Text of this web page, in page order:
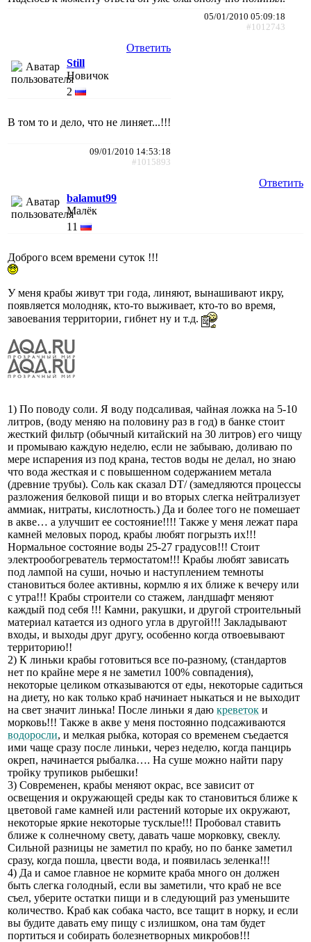
05/01/2010 05:09:18
#1012743
Ответить
Still
Новичок
2
В том то и дело, что не линяет...!!!
09/01/2010 14:53:18
#1015893
Ответить
balamut99
Малёк
11
Доброго всем времени суток !!!
У меня крабы живут три года, линяют, вынашивают икру,
появляется молодняк, кто-то выживает, кто-то во время,
завоевания территории, гибнет ну и т.д.
1) По поводу соли. Я воду подсаливая, чайная ложка на 5-10
литров, (воду меняю на половину раз в год) в банке стоит
жесткий фильтр (обычный китайский на 30 литров) его чищу
и промываю каждую неделю, если не забываю, доливаю по
мере испарения из под крана, тестов воды не делал, но знаю
что вода жесткая и с повышенном содержанием метала
(древние трубы). Соль как сказал DT/ (замедляются процессы
разложения белковой пищи и во вторых слегка нейтрализует
аммиак, нитраты, кислотность.) Да и более того не помешает
в акве… а улучшит ее состояние!!!! Также у меня лежат пара
камней меловых пород, крабы любят погрызть их!!!
Нормальное состояние воды 25-27 градусов!!! Стоит
электрообогреватель термостатом!!! Крабы любят зависать
под лампой на суши, ночью и наступлением темноты
становиться более активны, кормлю я их ближе к вечеру или
с утра!!! Крабы строители со стажем, ландшафт меняют
каждый под себя !!! Камни, ракушки, и другой строительный
материал катается из одного угла в другой!!! Закладывают
входы, и выходы друг другу, особенно когда отвоевывают
территорию!!
2) К линьки крабы готовиться все по-разному, (стандартов
нет по крайне мере я не заметил 100% совпадения),
некоторые целиком отказываются от еды, некоторые садиться
на диету, но как только краб начинает ныкаться и не выходит
на свет значит линька! После линьки я даю креветок и
морковь!!! Также в акве у меня постоянно подсаживаются
водоросли, и мелкая рыбка, которая со временем съедается
ими чаще сразу после линьки, через неделю, когда панцирь
окреп, начинается рыбалка…. На суше можно найти пару
тройку трупиков рыбешки!
3) Современен, крабы меняют окрас, все зависит от
освещения и окружающей среды как то становиться ближе к
цветовой гаме камней или растений которые их окружают,
некоторые яркие некоторые тусклые!!! Пробовал ставить
ближе к солнечному свету, давать чаше морковку, свеклу.
Сильной разницы не заметил по крабу, но по банке заметил
сразу, когда пошла, цвести вода, и появилась зеленка!!!
4) Да и самое главное не кормите краба много он должен
быть слегка голодный, если вы заметили, что краб не все
съел, уберите остатки пищи и в следующий раз уменьшите
количество. Краб как собака часто, все тащит в норку, и если
вы будите давать ему пищу с излишком, она там будет
портиться и собирать болезнетворных микробов!!!